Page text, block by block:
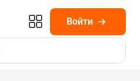
Войти